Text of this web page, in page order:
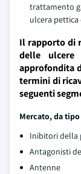
trattamento
ulcera
Il rapporto di
delle ulcere
approfondita
termini di
seguenti
Mercato, da
Inibitori della
Antagonisti
Antenne